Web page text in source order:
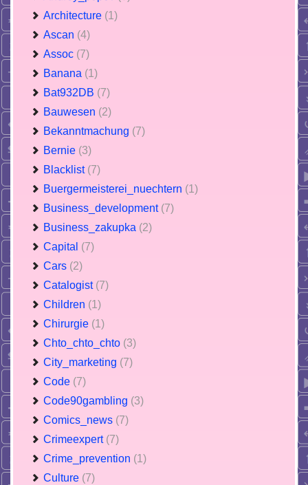
Architecture (1)
Ascan (4)
Assoc (7)
Banana (1)
Bat932DB (7)
Bauwesen (2)
Bekanntmachung (7)
Bernie (3)
Blacklist (7)
Buergermeisterei_nuechtern (1)
Business_development (7)
Business_zakupka (2)
Capital (7)
Cars (2)
Catalogist (7)
Children (1)
Chirurgie (1)
Chto_chto_chto (3)
City_marketing (7)
Code (7)
Code90gambling (3)
Comics_news (7)
Crimeexpert (7)
Crime_prevention (1)
Culture (7)